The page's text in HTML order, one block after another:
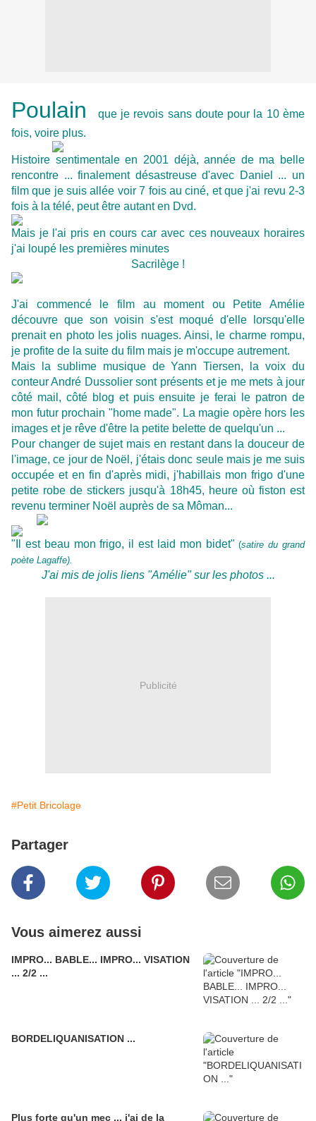
Poulain
que je revois sans doute pour la 10 ème
fois, voire plus.
Histoire sentimentale en 2001 déjà, année de ma belle
rencontre ... finalement désastreuse d'avec Daniel ... un
film que je suis allée voir 7 fois au ciné, et que j'ai revu 2-3
fois à la télé, peut être autant en Dvd.
Mais je l'ai pris en cours car avec ces nouveaux horaires
j'ai loupé les premières minutes
Sacrilège !
J'ai commencé le film au moment ou Petite Amélie
découvre que son voisin s'est moqué d'elle lorsqu'elle
prenait en photo les jolis nuages. Ainsi, le charme rompu,
je profite de la suite du film mais je m'occupe autrement.
Mais la sublime musique de Yann Tiersen, la voix du
conteur André Dussolier sont présents et je me mets à jour
côté mail, côté blog et puis ensuite je ferai le patron de
mon futur prochain "home made". La magie opère hors les
images et je rêve d'être la petite belette de quelqu'un ...
Pour changer de sujet mais en restant dans la douceur de
l'image, ce jour de Noël, j'étais donc seule mais je me suis
occupée et en fin d'après midi, j'habillais mon frigo d'une
petite robe de stickers jusqu'à 18h45, heure où fiston est
revenu terminer Noël auprès de sa Môman...
"Il est beau mon frigo, il est laid mon bidet"(satire du grand
poète Lagaffe).
J'ai mis de jolis liens "Amélie" sur les photos ...
Publicité
#Petit Bricolage
Partager
Vous aimerez aussi
IMPRO... BABLE... IMPRO... VISATION
... 2/2 ...
BORDELIQUANISATION ...
Plus forte qu'un mec ... j'ai de la